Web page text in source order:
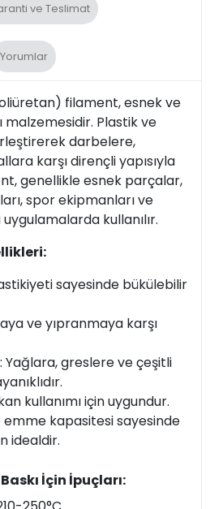
ve Teslimat
Yorumlar
filament, esnek ve
malzemesidir. Plastik ve
darbelere,
karşı dirençli yapısıyla
genellikle esnek parçalar,
spor ekipmanları ve
kullanılır.
sayesinde bükülebilir
ve yıpranmaya karşı
Yağlara, greslere ve çeşitli
kullanımı için uygundur.
emme kapasitesi sayesinde
idealdir.
İçin İpuçları: